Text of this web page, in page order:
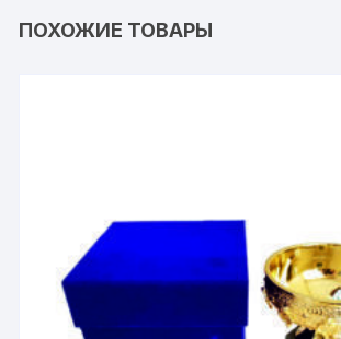
ПОХОЖИЕ ТОВАРЫ